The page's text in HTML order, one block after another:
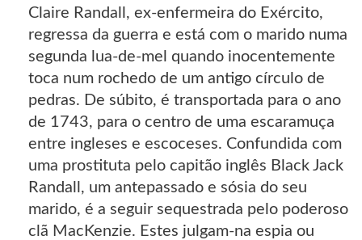
Claire Randall, ex-enfermeira do Exército,
regressa da guerra e está com o marido numa
segunda lua-de-mel quando inocentemente
toca num rochedo de um antigo círculo de
pedras. De súbito, é transportada para o ano
de 1743, para o centro de uma escaramuça
entre ingleses e escoceses. Confundida com
uma prostituta pelo capitão inglês Black Jack
Randall, um antepassado e sósia do seu
marido, é a seguir sequestrada pelo poderoso
clã MacKenzie. Estes julgam-na espia ou